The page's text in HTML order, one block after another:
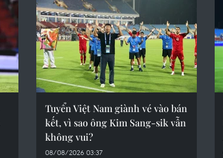
Tuyển Việt Nam giành vé vào bán
kết, vì sao ông Kim Sang-sik vẫn
không vui?
08/08/2026 03:37